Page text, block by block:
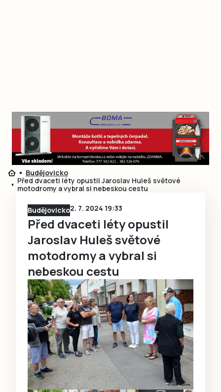
Budějovicko
Před dvaceti léty opustil Jaroslav Huleš světové
motodromy a vybral si nebeskou cestu
Budějovicko2. 7. 2024 19:33
Před dvaceti léty opustil
Jaroslav Huleš světové
motodromy a vybral si
nebeskou cestu